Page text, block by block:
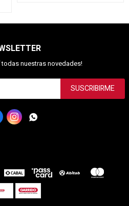
todas nuestras novedades!
SUSCRIBIRME
 